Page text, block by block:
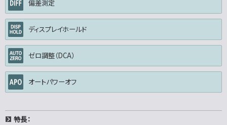
偏差測定
ディスプレイホールド
ゼロ調整（DCA）
オートパワーオフ
特長：